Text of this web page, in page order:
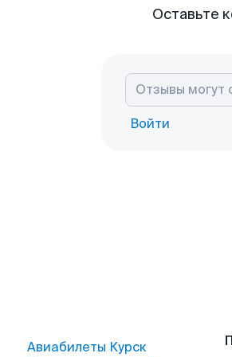
Оставьте
Войти
Авиабилеты Курск